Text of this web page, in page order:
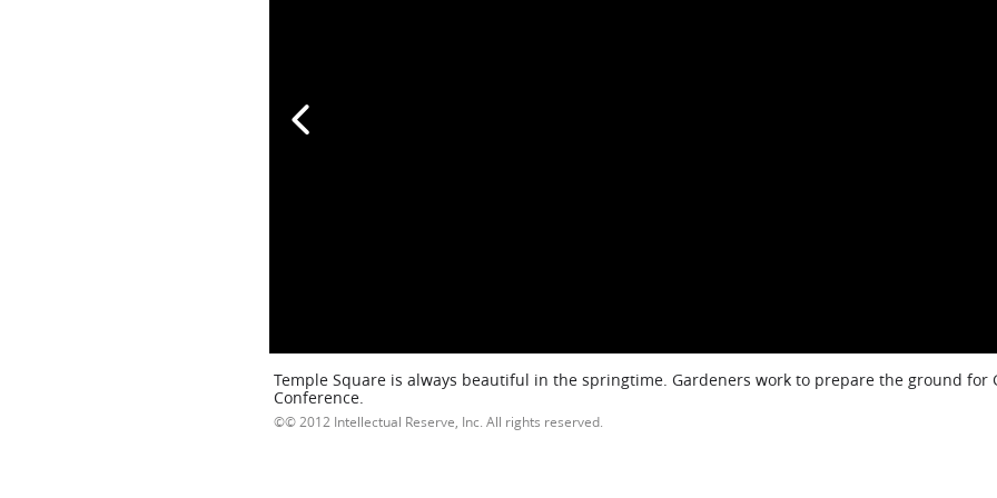
Temple Square is always beautiful in the springtime. Gardeners work to prepare the ground for
Conference.
© 2012 Intellectual Reserve, Inc. All rights reserved.